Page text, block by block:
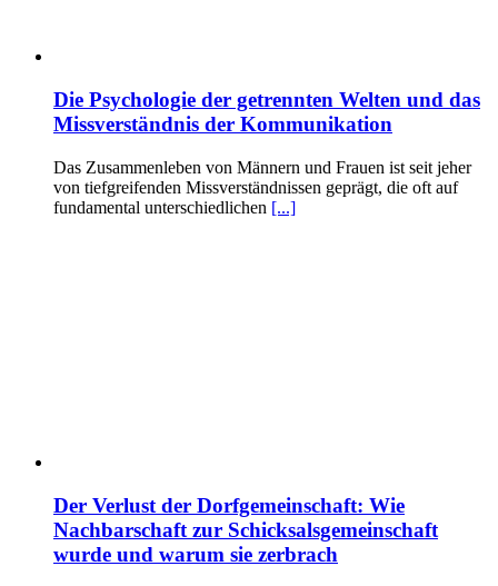
Die Psychologie der getrennten Welten und das
Missverständnis der Kommunikation
Das Zusammenleben von Männern und Frauen ist seit jeher
von tiefgreifenden Missverständnissen geprägt, die oft auf
fundamental unterschiedlichen [...]
Der Verlust der Dorfgemeinschaft: Wie
Nachbarschaft zur Schicksalsgemeinschaft
wurde und warum sie zerbrach